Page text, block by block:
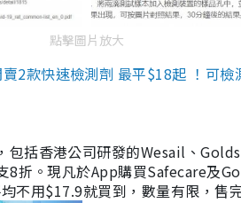
點擊圖片放大
2款快速檢測劑 最平$18起 ！可
包括香港公司研發的Wesail、
8折。現凡於App購買Safecare及
不用$17.9就買到，數量有限，售